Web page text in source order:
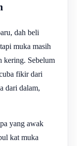
dah beli
muka masih
kering. Sebelum
fikir dari
dari dalam,
yang awak
kat muka